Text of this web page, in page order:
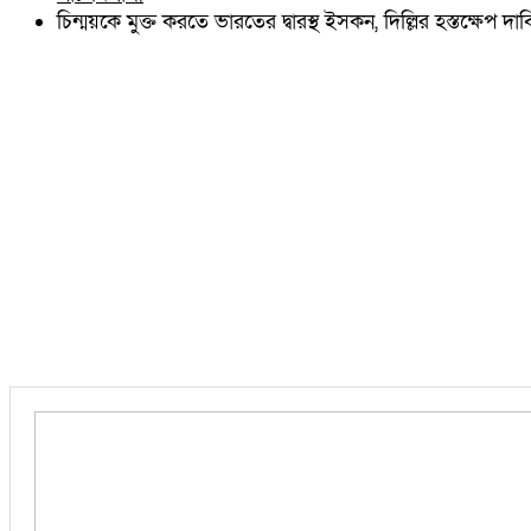
নাঙ্গলকোট
চিন্ময়কে মুক্ত করতে ভারতের দ্বারস্থ ইসকন, দিল্লির হস্তক্ষেপ